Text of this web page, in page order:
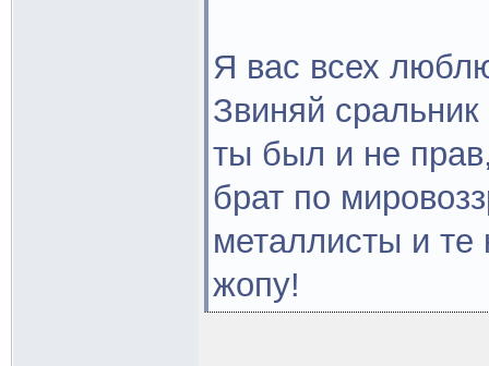
Я вас всех
Звиняй
ты был и не
брат по
металлисты и те
жопу!